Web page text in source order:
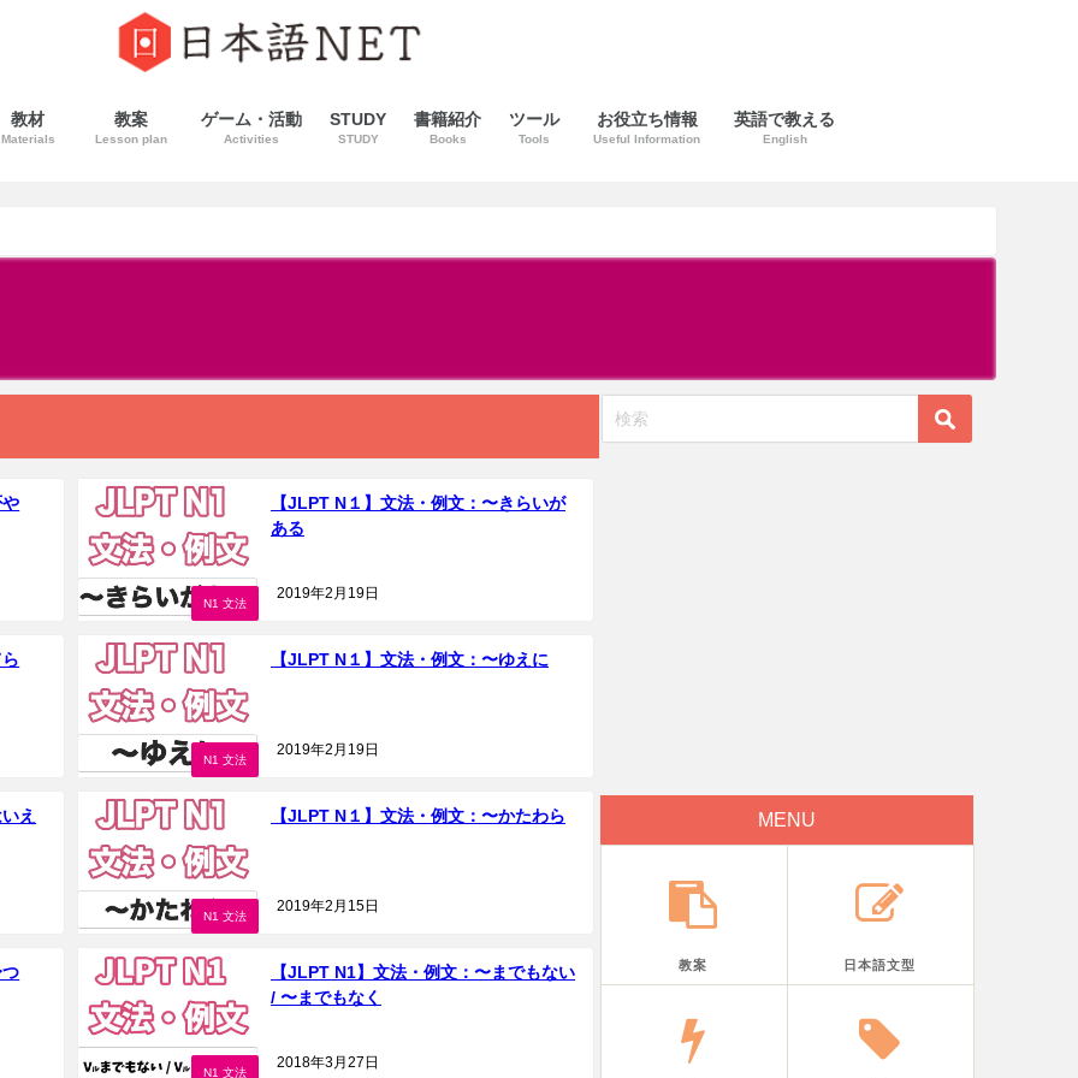
教材
Materials
教案
Lesson plan
ゲーム・活動
Activities
STUDY
STUDY
書籍紹介
Books
ツール
Tools
お役立ち情報
Useful Information
英語で教える
English
N1 文法
【JLPT N１】文法・例文：〜きらいが
ある
2019年2月19日
N1 文法
【JLPT N１】文法・例文：〜ゆえに
2019年2月19日
え
N1 文法
【JLPT N１】文法・例文：〜かたわら
2019年2月15日
N1 文法
【JLPT N1】文法・例文：〜までもない
/ 〜までもなく
2018年3月27日
MENU
教案 日本語文型